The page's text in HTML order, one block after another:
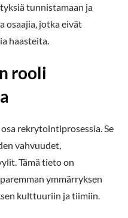
tunnistamaan ja
osaajia, jotka eivät
haasteita.
rooli
rekrytointiprosessia. Se
vahvuudet,
Tämä tieto on
ymmärryksen
kulttuuriin ja tiimiin.